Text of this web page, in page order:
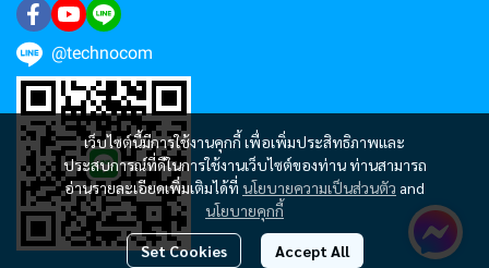
เว็บไซต์นี้มีการใช้งานคุกกี้ เพื่อเพิ่มประสิทธิภาพและ
ประสบการณ์ที่ดีในการใช้งานเว็บไซต์ของท่าน ท่านสามารถ
อ่านรายละเอียดเพิ่มเติมได้ที่ นโยบายความเป็นส่วนตัว and
นโยบายคุกกี้
Set Cookies Accept All
@technocom